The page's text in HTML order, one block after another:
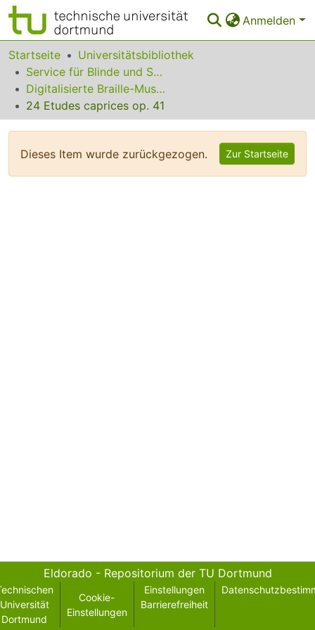
Anmelden
Bereiche & Sammlungen
Das gesamte Repositorium
Statistiken
Startseite
Universitätsbibliothek
Service für Blinde und Sehbehinderte
Digitalisierte Braille-Musik-Matrizen des VzfB
24 Etudes caprices op. 41
Dieses Item wurde zurückgezogen. Zur Startseite
Eldorado - Repositorium der TU Dortmund
Universität
Dortmund
Cookie-
Einstellungen
Einstellungen
Barrierefreiheit